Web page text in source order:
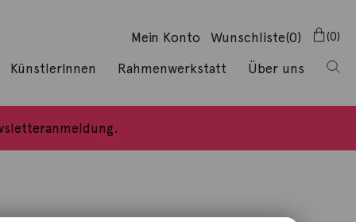
Mein Konto (0)
Wunschliste 0
KünstlerInnen Rahmenwerkstatt Über uns